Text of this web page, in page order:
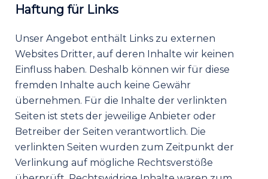
Haftung für Links
Unser Angebot enthält Links zu externen
Websites Dritter, auf deren Inhalte wir keinen
Einfluss haben. Deshalb können wir für diese
fremden Inhalte auch keine Gewähr
übernehmen. Für die Inhalte der verlinkten
Seiten ist stets der jeweilige Anbieter oder
Betreiber der Seiten verantwortlich. Die
verlinkten Seiten wurden zum Zeitpunkt der
Verlinkung auf mögliche Rechtsverstöße